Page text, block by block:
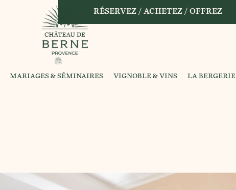
RÉSERVEZ / ACHETEZ / OFFREZ
MARIAGES & SÉMINAIRES VIGNOBLE & VINS LA BERGERIE